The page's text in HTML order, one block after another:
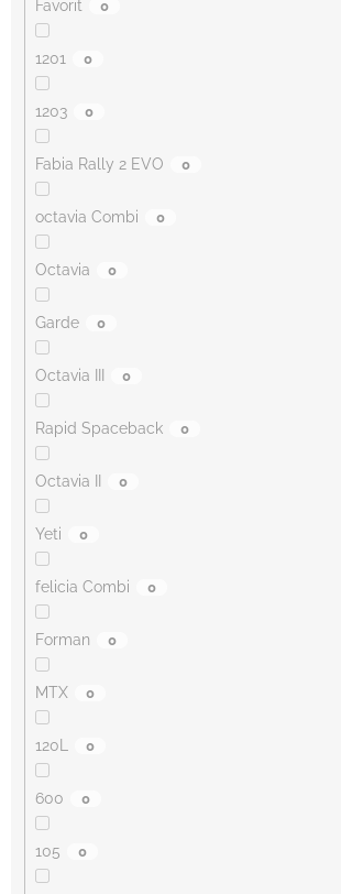
Favorit 0
1201 0
1203 0
Fabia Rally 2 EVO 0
octavia Combi 0
Octavia 0
Garde 0
Octavia III 0
Rapid Spaceback 0
Octavia II 0
Yeti 0
felicia Combi 0
Forman 0
MTX 0
120L 0
600 0
105 0